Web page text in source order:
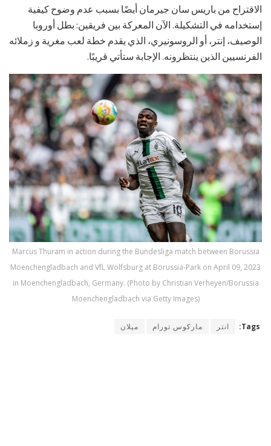
الاقتراح من باريس سان جيرمان أيضًا بسبب عدم وضوح كيفية
إستخدامه في التشكيلة. الآن المعركة بين فريقين: بطل أوروبا
الوصيف، إنتر، أو الروسونيري، الذي يقدم خطة لعب مغرية و زملائه
الفرنسيين الذين ينتظرونه. الإجابة ستأتي قريبًا.
Marcus Thuram in action during the Bundesliga match between Borussia
Moenchengladbach and VfL Wolfsburg at Borussia-Park on April 09, 2023
in Moenchengladbach, Germany. (Photo by Christian Verheyen/Borussia
Moenchengladbach via Getty Images)
Tags: انتر ماركوس تورام ميلان